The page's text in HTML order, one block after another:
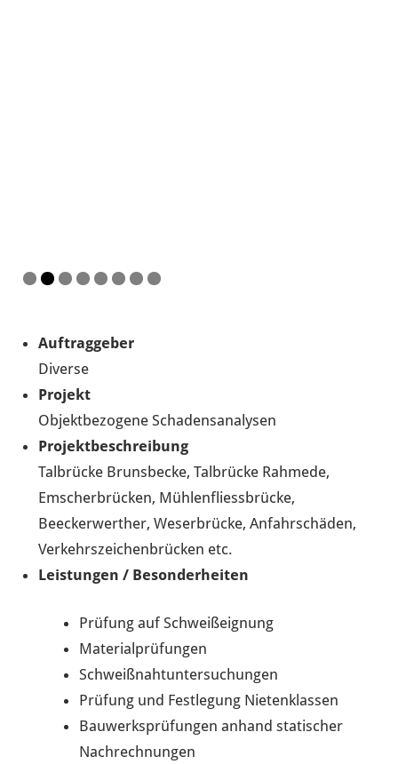
Auftraggeber
Diverse
Projekt
Objektbezogene Schadensanalysen
Projektbeschreibung
Talbrücke Brunsbecke, Talbrücke Rahmede,
Emscherbrücken, Mühlenfliessbrücke,
Beeckerwerther, Weserbrücke, Anfahrschäden,
Verkehrszeichenbrücken etc.
Leistungen / Besonderheiten
Prüfung auf Schweißeignung
Materialprüfungen
Schweißnahtuntersuchungen
Prüfung und Festlegung Nietenklassen
Bauwerksprüfungen anhand statischer
Nachrechnungen